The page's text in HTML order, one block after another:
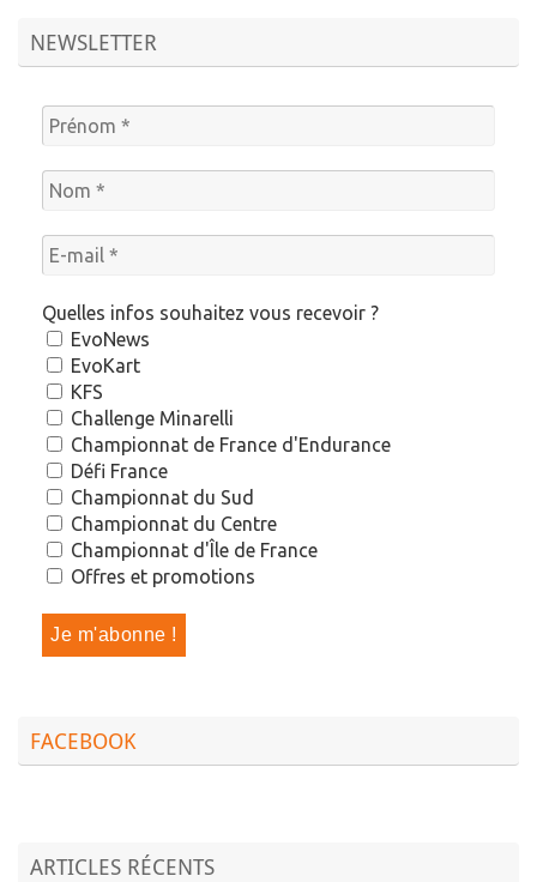
NEWSLETTER
Quelles infos souhaitez vous recevoir ?
EvoNews
EvoKart
KFS
Challenge Minarelli
Championnat de France d'Endurance
Défi France
Championnat du Sud
Championnat du Centre
Championnat d'Île de France
Offres et promotions
FACEBOOK
ARTICLES RÉCENTS